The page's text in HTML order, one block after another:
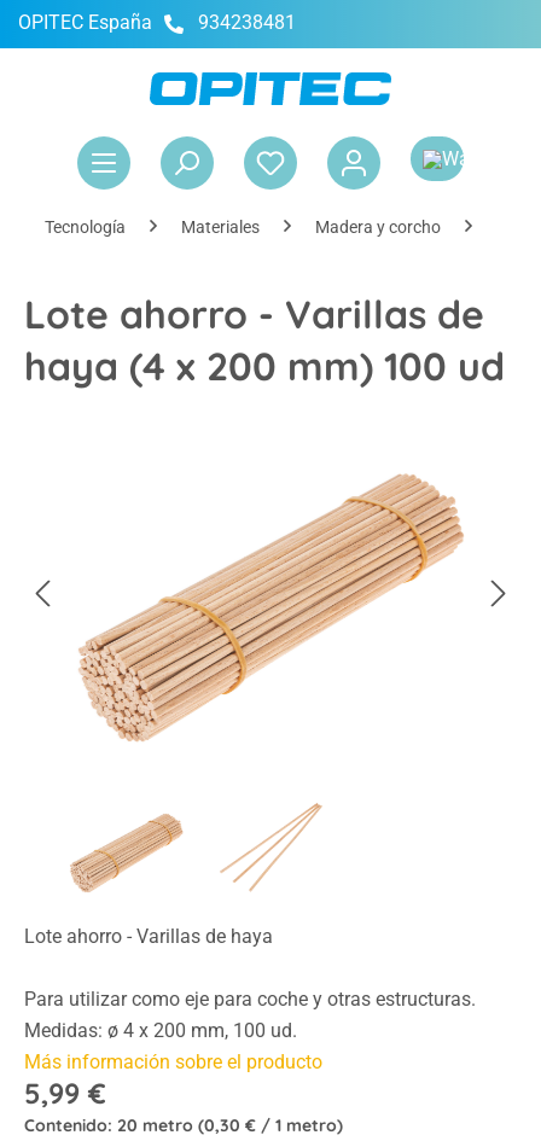
principal
OPITEC España 934238481
Tecnología Materiales Madera y corcho
Lote ahorro - Varillas de
haya (4 x 200 mm) 100 ud
Lote ahorro - Varillas de haya
Para utilizar como eje para coche y otras estructuras.
Medidas: ø 4 x 200 mm, 100 ud.
Más información sobre el producto
5,99 €
Contenido: 20 metro (0,30 € / 1 metro)